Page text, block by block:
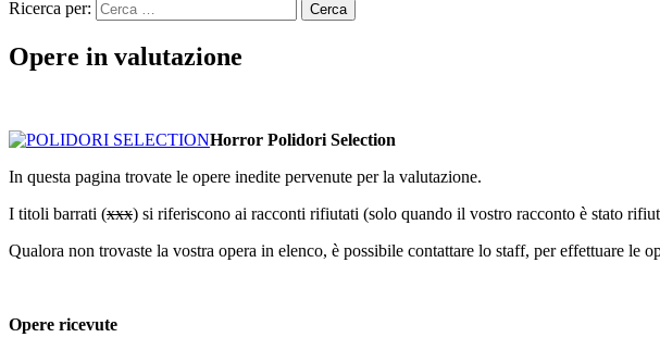
Ricerca per:
Opere in valutazione
Horror Polidori Selection
In questa pagina trovate le opere inedite pervenute per la valutazione.
I titoli barrati (xxx) si riferiscono ai racconti rifiutati (solo quando il vostro racconto è stato
Qualora non trovaste la vostra opera in elenco, è possibile contattare lo staff, per effettuare le
Opere ricevute